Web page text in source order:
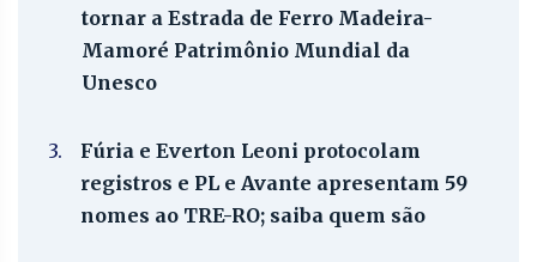
tornar a Estrada de Ferro Madeira-
Mamoré Patrimônio Mundial da
Unesco
3.
Fúria e Everton Leoni protocolam
registros e PL e Avante apresentam 59
nomes ao TRE-RO; saiba quem são